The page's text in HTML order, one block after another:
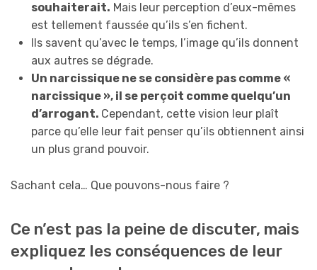
souhaiterait. Mais leur perception d’eux-mêmes
est tellement faussée qu’ils s’en fichent.
Ils savent qu’avec le temps, l’image qu’ils donnent
aux autres se dégrade.
Un narcissique ne se considère pas comme «
narcissique », il se perçoit comme quelqu’un
d’arrogant. Cependant, cette vision leur plaît
parce qu’elle leur fait penser qu’ils obtiennent ainsi
un plus grand pouvoir.
Sachant cela… Que pouvons-nous faire ?
Ce n’est pas la peine de discuter, mais
expliquez les conséquences de leur